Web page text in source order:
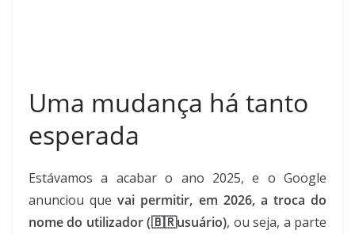
Uma mudança há tanto
esperada
Estávamos a acabar o ano 2025, e o Google
anunciou quevai permitir, em 2026, a troca do
nome do utilizador(🇧🇷usuário), ou seja, a parte